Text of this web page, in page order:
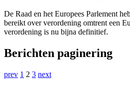
De Raad en het Europees Parlement
bereikt over verordening omtrent een
verordening is nu bijna definitief.
Berichten paginering
prev 1 2 3 next